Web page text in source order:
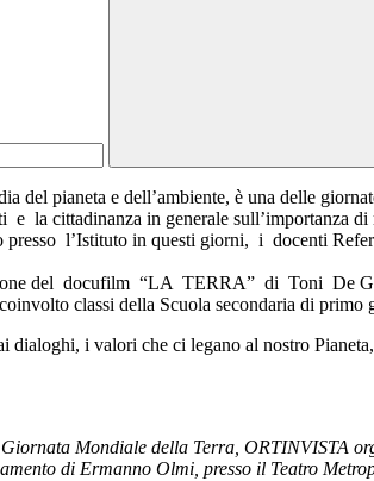
del pianeta e dell’ambiente, è una delle
la cittadinanza in generale sull’importanza di
l’Istituto in questi giorni, i docenti
del docufilm “LA TERRA” di Toni De
classi della Scuola secondaria di primo
dialoghi, i valori che ci legano al nostro
Mondiale della Terra, ORTINVISTA
di Ermanno Olmi, presso il Teatro